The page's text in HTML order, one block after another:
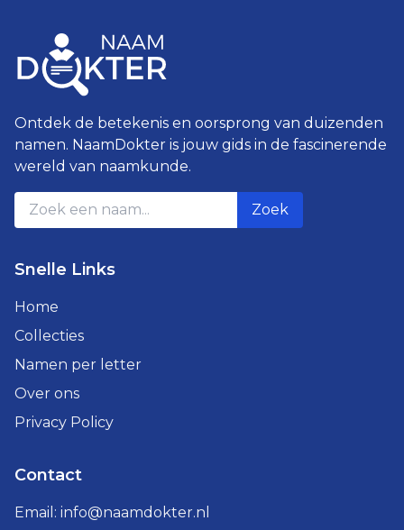
Ontdek de betekenis en oorsprong van duizenden
namen. NaamDokter is jouw gids in de fascinerende
wereld van naamkunde.
Zoek
Snelle Links
Home
Collecties
Namen per letter
Over ons
Privacy Policy
Contact
Email: info@naamdokter.nl